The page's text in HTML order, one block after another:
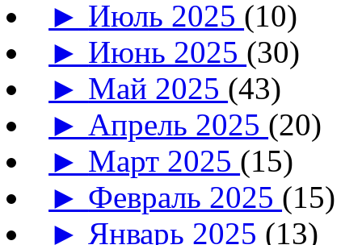
► Июль 2025 (10)
► Июнь 2025 (30)
► Май 2025 (43)
► Апрель 2025 (20)
► Март 2025 (15)
► Февраль 2025 (15)
► Январь 2025 (13)